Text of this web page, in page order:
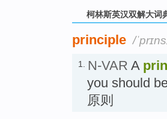
柯林斯英汉双解大词
principle /
1. N-VAR A
you should
原则